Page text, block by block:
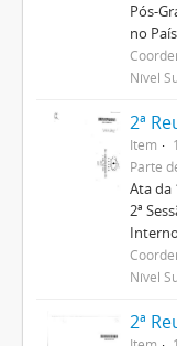
Pós-
no
Nível
Item
Parte
Ata da
2ª
Nível